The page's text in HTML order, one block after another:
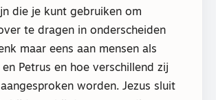
die je kunt gebruiken om
te dragen in onderscheiden
maar eens aan mensen als
en Petrus en hoe verschillend zij
worden. Jezus sluit